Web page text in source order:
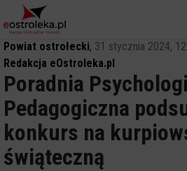
Powiat ostrołecki, 31 stycznia 2024,
Redakcja eOstroleka.pl
Poradnia
Pedagogiczna
konkurs na
świąteczną